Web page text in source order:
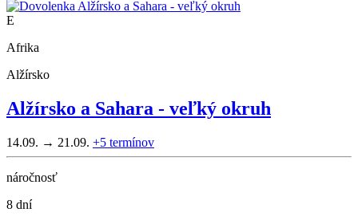
E
Afrika
Alžírsko
Alžírsko a Sahara - veľký okruh
14.09. → 21.09. +5 termínov
náročnosť
8 dní